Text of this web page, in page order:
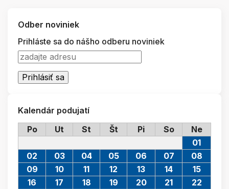
Odber noviniek
Prihláste sa do nášho odberu noviniek
Kalendár podujatí
Po
Ut St Št Pi So Ne
01
02
03 04 05 06 07
08
09
10 11 12 13 14
15
16
17 18 19 20 21
22